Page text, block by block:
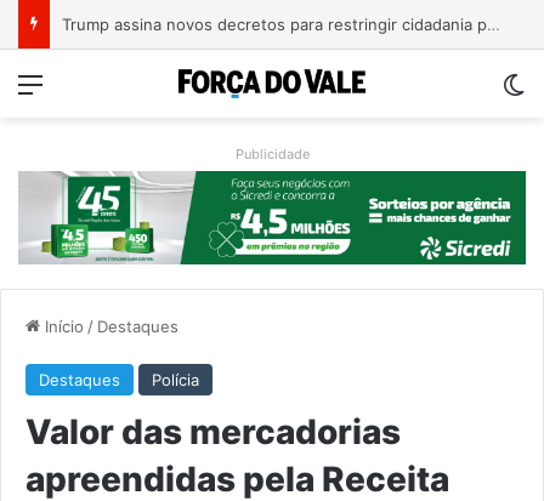
A Balsa Vicentina do Rio Guaporé
Menu
Publicidade
Início / Destaques
Destaques Polícia
Valor das mercadorias
apreendidas pela Receita